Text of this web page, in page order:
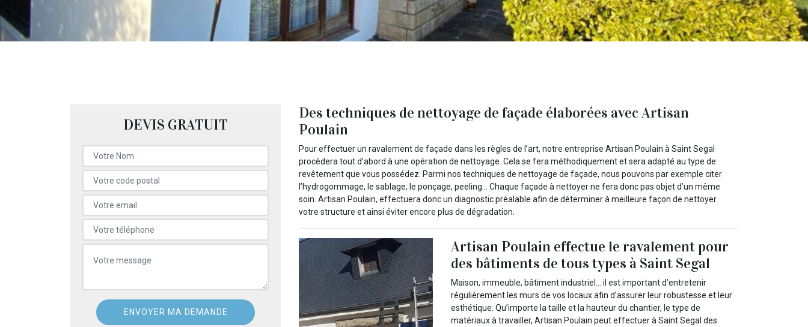
DEVIS GRATUIT
Des techniques de nettoyage de façade élaborées avec Artisan
Poulain
Pour effectuer un ravalement de façade dans les règles de l’art, notre entreprise Artisan Poulain à Saint Segal
procèdera tout d’abord à une opération de nettoyage. Cela se fera méthodiquement et sera adapté au type de
revêtement que vous possédez. Parmi nos techniques de nettoyage de façade, nous pouvons par exemple citer
l’hydrogommage, le sablage, le ponçage, peeling… Chaque façade à nettoyer ne fera donc pas objet d’un même
soin. Artisan Poulain, effectuera donc un diagnostic préalable afin de déterminer à meilleure façon de nettoyer
votre structure et ainsi éviter encore plus de dégradation.
Artisan Poulain effectue le ravalement pour
des bâtiments de tous types à Saint Segal
Maison, immeuble, bâtiment industriel… il est important d’entretenir
régulièrement les murs de vos locaux afin d’assurer leur robustesse et leur
esthétique. Qu’importe la taille et la hauteur du chantier, le type de
matériaux à travailler, Artisan Poulain peut effectuer à Saint Segal des